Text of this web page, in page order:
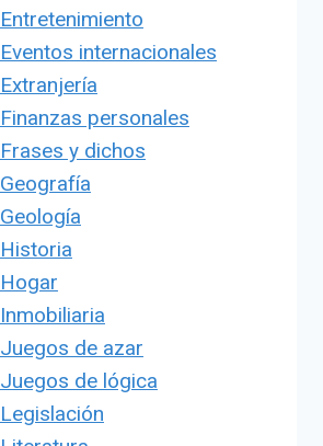
Entretenimiento
Eventos internacionales
Extranjería
Finanzas personales
Frases y dichos
Geografía
Geología
Historia
Hogar
Inmobiliaria
Juegos de azar
Juegos de lógica
Legislación